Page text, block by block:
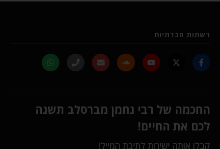
רשתות חברתיות
החכמה של רבי נחמן מברסלב תשנה
לכם את החיים!
קבלו אותה ישירות לתיבת המייל!